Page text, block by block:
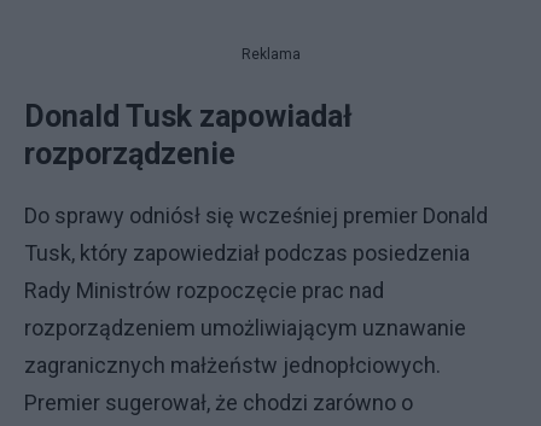
Reklama
Donald Tusk zapowiadał
rozporządzenie
Do sprawy odniósł się wcześniej premier Donald
Tusk, który zapowiedział podczas posiedzenia
Rady Ministrów rozpoczęcie prac nad
rozporządzeniem umożliwiającym uznawanie
zagranicznych małżeństw jednopłciowych.
Premier sugerował, że chodzi zarówno o